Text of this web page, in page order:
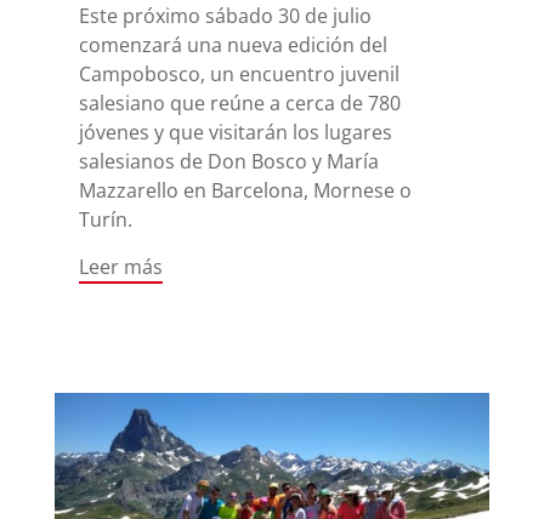
Este próximo sábado 30 de julio
comenzará una nueva edición del
Campobosco, un encuentro juvenil
salesiano que reúne a cerca de 780
jóvenes y que visitarán los lugares
salesianos de Don Bosco y María
Mazzarello en Barcelona, Mornese o
Turín.
Leer más